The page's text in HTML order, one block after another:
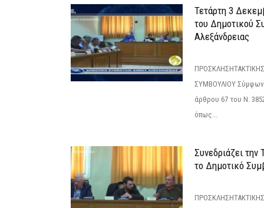
Τετάρτη 3
του Δημοτικού
Αλεξάνδρειας
ΣΥΜΒΟΥΛΙΟΥ
άρθρου 67 του Ν.
όπως...
Συνεδριάζει
το Δημοτικό